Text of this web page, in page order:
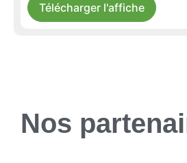
Télécharger l'affiche
Nos